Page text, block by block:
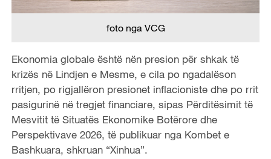
foto nga VCG
Ekonomia globale është nën presion për shkak të
krizës në Lindjen e Mesme, e cila po ngadalëson
rritjen, po rigjallëron presionet inflacioniste dhe po rrit
pasigurinë në tregjet financiare, sipas Përditësimit të
Mesvitit të Situatës Ekonomike Botërore dhe
Perspektivave 2026, të publikuar nga Kombet e
Bashkuara, shkruan “Xinhua”.